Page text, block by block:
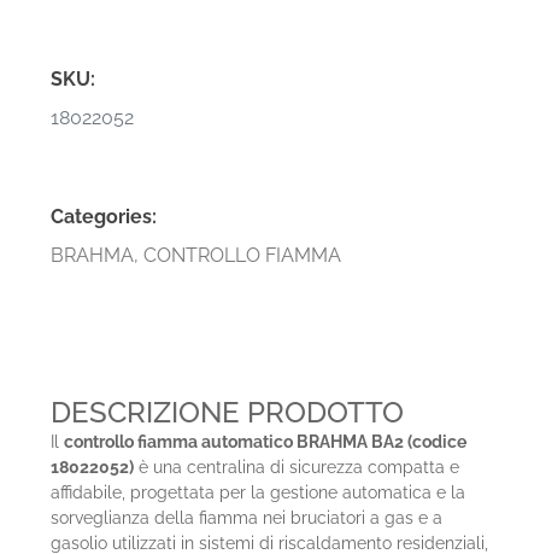
SKU:
18022052
Categories:
BRAHMA,CONTROLLO FIAMMA
DESCRIZIONE PRODOTTO
Ilcontrollo fiamma automatico BRAHMA BA2 (codice
18022052) è una centralina di sicurezza compatta e
affidabile, progettata per la gestione automatica e la
sorveglianza della fiamma nei bruciatori a gas e a
gasolio utilizzati in sistemi di riscaldamento residenziali,